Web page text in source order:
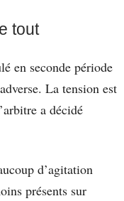
tout
en seconde période
La tension est
a décidé
d’agitation
présents sur